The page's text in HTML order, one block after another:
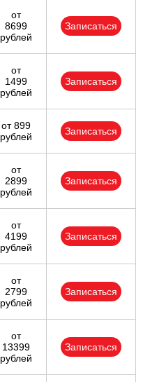
от
8699
рублей
Записаться
от
1499
рублей
Записаться
от 899
рублей
Записаться
от
2899
рублей
Записаться
от
4199
рублей
Записаться
от
2799
рублей
Записаться
от
13399
рублей
Записаться